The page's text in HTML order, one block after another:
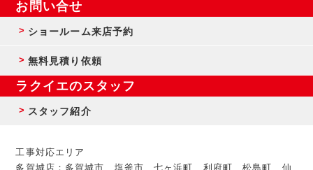
お問い合せ
ショールーム来店予約
無料見積り依頼
ラクイエのスタッフ
スタッフ紹介
工事対応エリア